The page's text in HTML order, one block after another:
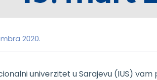
2020.
univerzitet u Sarajevu (IUS)